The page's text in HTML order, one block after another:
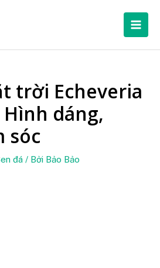
Main
trời Echeveria
dáng,
sóc
đá / Bởi Bảo Bảo